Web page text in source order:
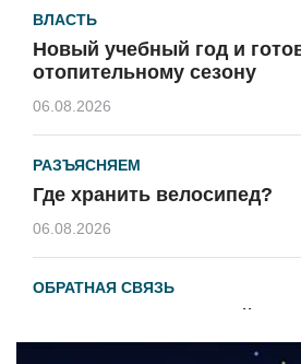
ВЛАСТЬ
Новый учебный год и
отопительному сезону
06.08.2026
РАЗЪЯСНЯЕМ
Где хранить велосипед?
06.08.2026
ОБРАТНАЯ СВЯЗЬ
Администрация онлайн